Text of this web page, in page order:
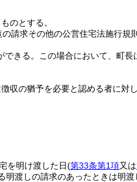
のとする。
請求その他の公営住宅法施行規
きる。
この場合において、町
収の猶予を必要と認める者に対
を明け渡した日(第33条第1項又は
明渡しの請求のあったときは明